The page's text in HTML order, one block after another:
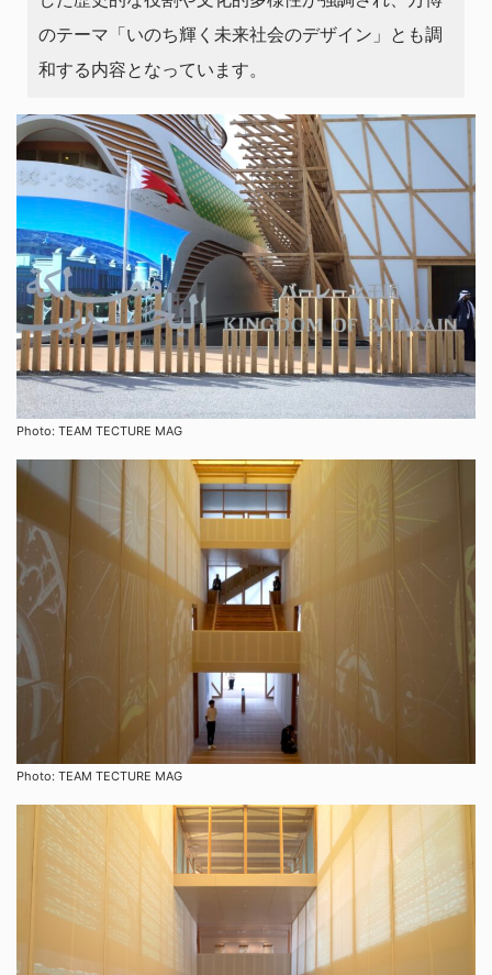
のテーマ「いのち輝く未来社会のデザイン」とも調
和する内容となっています。
Photo: TEAM TECTURE MAG
Photo: TEAM TECTURE MAG